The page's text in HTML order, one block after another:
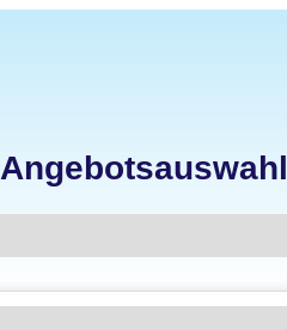
Angebotsauswahl